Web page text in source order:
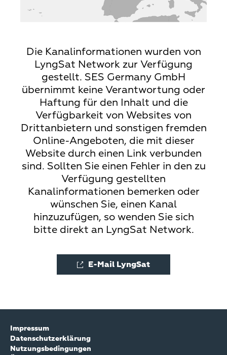
Die Kanalinformationen wurden von
LyngSat Network zur Verfügung
gestellt. SES Germany GmbH
übernimmt keine Verantwortung oder
Haftung für den Inhalt und die
Verfügbarkeit von Websites von
Drittanbietern und sonstigen fremden
Online-Angeboten, die mit dieser
Website durch einen Link verbunden
sind. Sollten Sie einen Fehler in den zu
Verfügung gestellten
Kanalinformationen bemerken oder
wünschen Sie, einen Kanal
hinzuzufügen, so wenden Sie sich
bitte direkt an LyngSat Network.
E-Mail LyngSat
Impressum
Datenschutzerklärung
Nutzungsbedingungen